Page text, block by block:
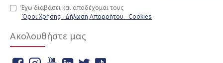
Έχω διαβάσει και αποδέχομαι τους
Όροι Χρήσης - Δήλωση Απορρήτου - Cookies
Ακολουθήστε μας